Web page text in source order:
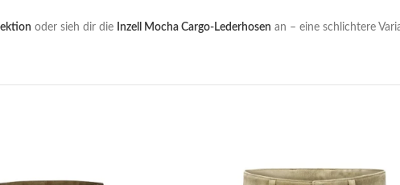
oder sieh dir die Inzell Mocha Cargo-Lederhosen an – eine schlichtere